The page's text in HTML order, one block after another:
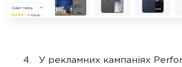
У рекламних кампаніях